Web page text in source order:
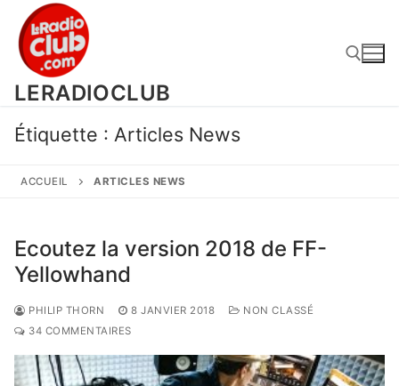
contenu
LERADIOCLUB
Rechercher :
Étiquette : Articles News
ACCUEIL ARTICLES NEWS
Ecoutez la version 2018 de FF-
Yellowhand
PHILIP THORN 8 JANVIER 2018
NON CLASSÉ
34 COMMENTAIRES